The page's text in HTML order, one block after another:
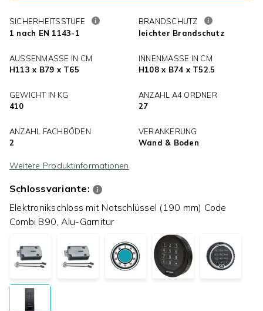
SICHERHEITSSTUFE
1 nach EN 1143-1
BRANDSCHUTZ
leichter Brandschutz
AUSSENMASSE IN CM
H113 x B79 x T65
INNENMASSE IN CM
H108 x B74 x T52.5
GEWICHT IN KG
410
ANZAHL A4 ORDNER
27
ANZAHL FACHBÖDEN
2
VERANKERUNG
Wand & Boden
Weitere Produktinformationen
Schlossvariante:
Elektronikschloss mit Notschlüssel (190 mm) Code
Combi B90, Alu-Garnitur